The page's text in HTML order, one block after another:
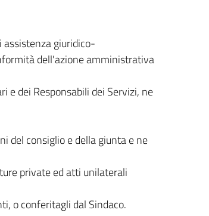
assistenza giuridico-
dell'azione amministrativa
e dei Responsabili dei Servizi, ne
del consiglio e della giunta e ne
private ed atti unilaterali
o conferitagli dal Sindaco.